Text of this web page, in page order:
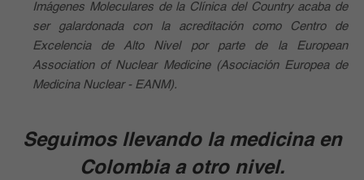
Imágenes Moleculares de la Clínica del Country acaba de
ser galardonada con la acreditación como Centro de
Excelencia de Alto Nivel por parte de la European
Association of Nuclear Medicine (Asociación Europea de
Medicina Nuclear - EANM).
Seguimos llevando la medicina en
Colombia a otro nivel.